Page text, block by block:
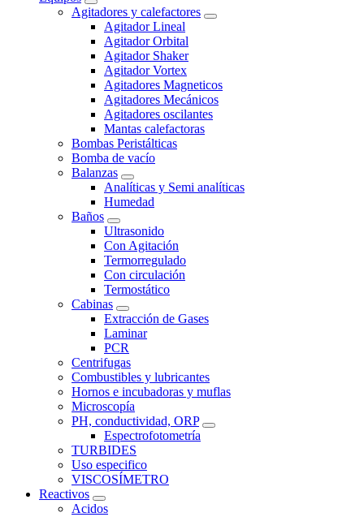
Agitadores y calefactores
Agitador Lineal
Agitador Orbital
Agitador Shaker
Agitador Vortex
Agitadores Magneticos
Agitadores Mecánicos
Agitadores oscilantes
Mantas calefactoras
Bombas Peristálticas
Bomba de vacío
Balanzas
Analíticas y Semi analíticas
Humedad
Baños
Ultrasonido
Con Agitación
Termorregulado
Con circulación
Termostático
Cabinas
Extracción de Gases
Laminar
PCR
Centrifugas
Combustibles y lubricantes
Hornos e incubadoras y muflas
Microscopía
PH, conductividad, ORP
Espectrofotometría
TURBIDES
Uso especifico
VISCOSÍMETRO
Reactivos
Acidos